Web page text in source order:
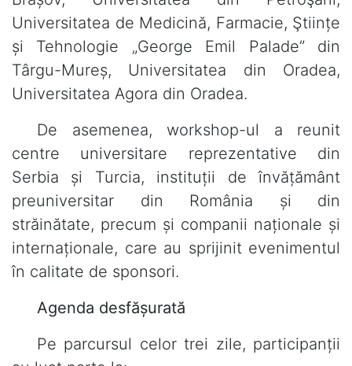
Universitatea de Medicină, Farmacie, Ştiințe
și Tehnologie „George Emil Palade” din
Târgu-Mureș, Universitatea din Oradea,
Universitatea Agora din Oradea.
De asemenea, workshop-ul a reunit
centre universitare reprezentative din
Serbia și Turcia, instituții de învățământ
preuniversitar din România și din
străinătate, precum și companii naționale și
internaționale, care au sprijinit evenimentul
în calitate de sponsori.
Agenda desfășurată
Pe parcursul celor trei zile, participanții